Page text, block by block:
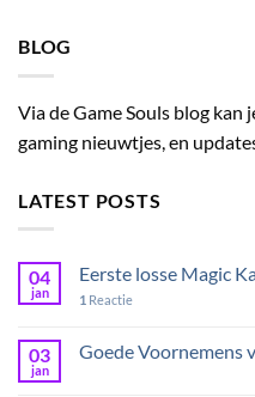
BLOG
Via de Game Souls blog kan
gaming nieuwtjes, en
LATEST POSTS
04
jan
Eerste losse Magic
1 Reactie
03
jan
Goede Voornemens